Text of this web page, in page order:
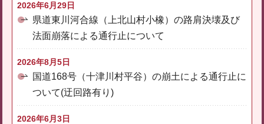
2026年6月29日
県道東川河合線（上北山村小橡）の路肩決壊及び
法面崩落による通行止について
2026年8月5日
国道168号（十津川村平谷）の崩土による通行止に
ついて(迂回路有り)
2026年6月3日